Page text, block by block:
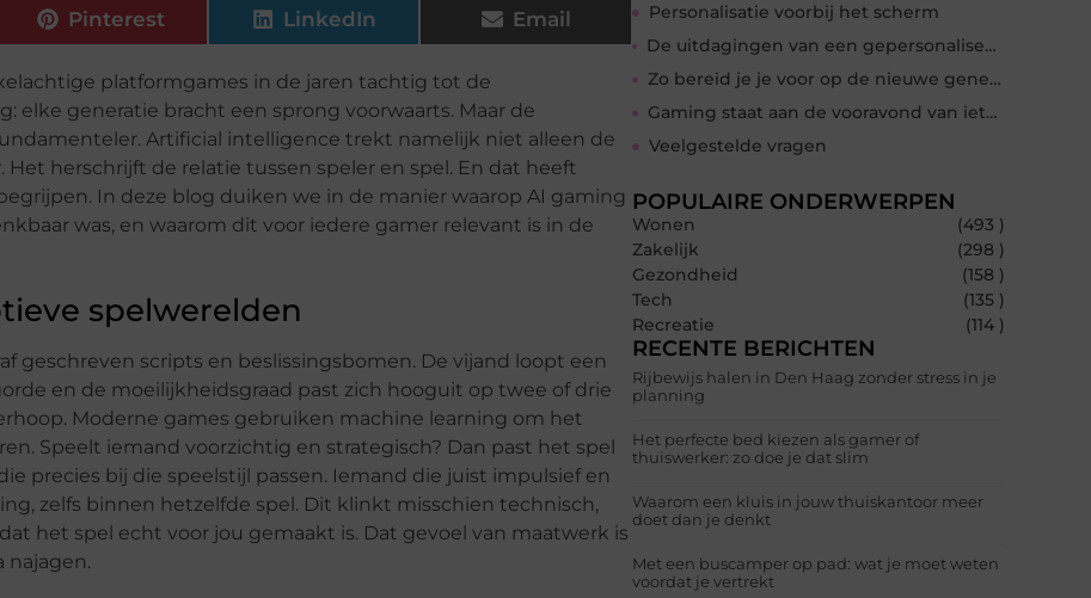
Pinterest LinkedIn Email
platformgames in de jaren tachtig tot de
elke generatie bracht een sprong voorwaarts. Maar de
Artificial intelligence trekt namelijk niet alleen de
herschrijft de relatie tussen speler en spel. En dat heeft
In deze blog duiken we in de manier waarop AI gaming
was, en waarom dit voor iedere gamer relevant is in de
spelwerelden
geschreven scripts en beslissingsbomen. De vijand loopt een
en de moeilijkheidsgraad past zich hooguit op twee of drie
Moderne games gebruiken machine learning om het
Speelt iemand voorzichtig en strategisch? Dan past het spel
precies bij die speelstijl passen. Iemand die juist impulsief en
zelfs binnen hetzelfde spel. Dit klinkt misschien technisch,
het spel echt voor jou gemaakt is. Dat gevoel van maatwerk is
najagen.
Personalisatie voorbij het scherm
De uitdagingen van een gepersonaliseerde gamewereld
Zo bereid je je voor op de nieuwe generatie games
Gaming staat aan de vooravond van iets groots
Veelgestelde vragen
POPULAIRE ONDERWERPEN
Wonen
(493 )
Zakelijk
(298 )
Gezondheid
(158 )
Tech
(135 )
Recreatie
(114 )
RECENTE BERICHTEN
Rijbewijs halen in Den Haag zonder stress in je
planning
Het perfecte bed kiezen als gamer of
thuiswerker: zo doe je dat slim
Waarom een kluis in jouw thuiskantoor meer
doet dan je denkt
Met een buscamper op pad: wat je moet weten
voordat je vertrekt